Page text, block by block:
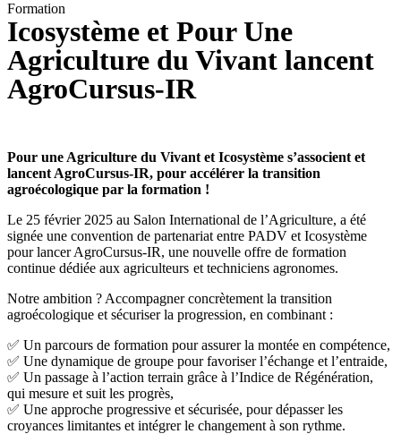
Formation
Icosystème et Pour Une
Agriculture du Vivant lancent
AgroCursus-IR
Pour une Agriculture du Vivant et Icosystème s’associent et
lancent AgroCursus-IR, pour accélérer la transition
agroécologique par la formation !
Le 25 février 2025 au Salon International de l’Agriculture, a été
signée une convention de partenariat entre PADV et Icosystème
pour lancer AgroCursus-IR, une nouvelle offre de formation
continue dédiée aux agriculteurs et techniciens agronomes.
Notre ambition ? Accompagner concrètement la transition
agroécologique et sécuriser la progression, en combinant :
✅ Un parcours de formation pour assurer la montée en compétence,
✅ Une dynamique de groupe pour favoriser l’échange et l’entraide,
✅ Un passage à l’action terrain grâce à l’Indice de Régénération,
qui mesure et suit les progrès,
✅ Une approche progressive et sécurisée, pour dépasser les
croyances limitantes et intégrer le changement à son rythme.